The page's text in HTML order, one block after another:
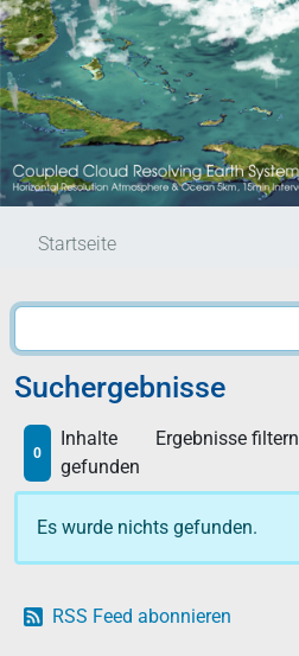
Startseite
Suchergebnisse
0
Inhalte
gefunden
Ergebnisse filtern
Es wurde nichts gefunden.
RSS Feed abonnieren